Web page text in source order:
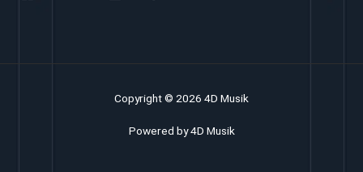
Copyright © 2026 4D Musik
Powered by 4D Musik